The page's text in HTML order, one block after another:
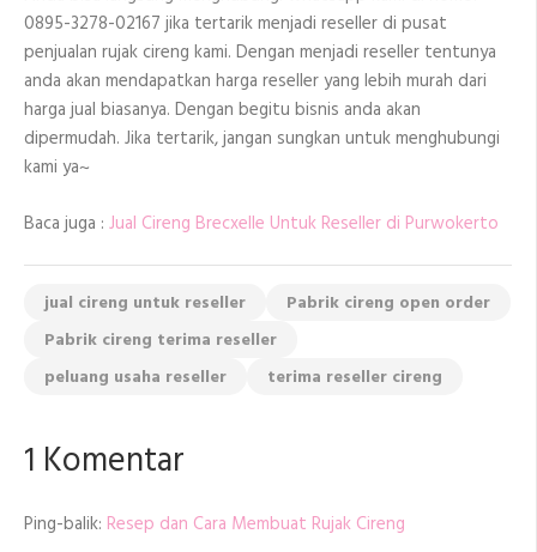
0895-3278-02167 jika tertarik menjadi reseller di pusat
penjualan rujak cireng kami. Dengan menjadi reseller tentunya
anda akan mendapatkan harga reseller yang lebih murah dari
harga jual biasanya. Dengan begitu bisnis anda akan
dipermudah. Jika tertarik, jangan sungkan untuk menghubungi
kami ya~
Baca juga : Jual Cireng Brecxelle Untuk Reseller di Purwokerto
jual cireng untuk reseller
Pabrik cireng open order
Pabrik cireng terima reseller
peluang usaha reseller
terima reseller cireng
1 Komentar
Ping-balik: Resep dan Cara Membuat Rujak Cireng